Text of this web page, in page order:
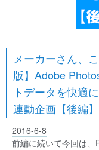
メーカーさん、
版】Adobe
トデータを快適
連動企画【後編】
2016-6-8
前編に続いて今回は